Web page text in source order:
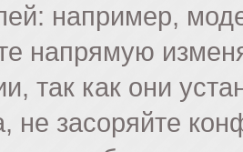
например,
напрямую
так как они
не засоряйте